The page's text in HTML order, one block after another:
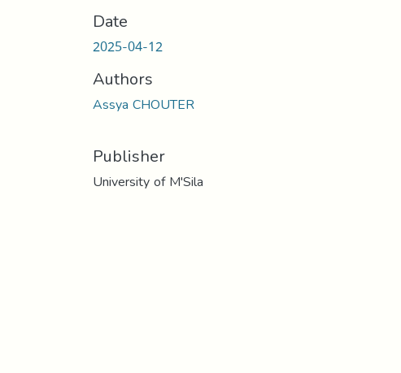
Date
2025-04-12
Authors
Assya CHOUTER
Publisher
University of M'Sila